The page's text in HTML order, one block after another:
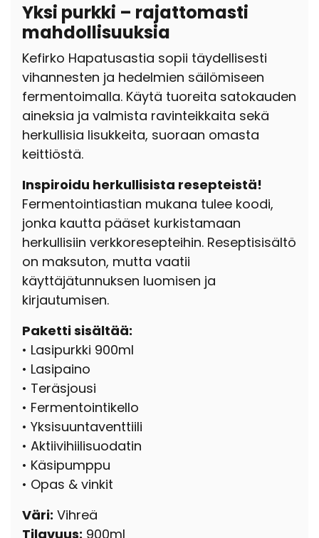
Yksi purkki – rajattomasti
mahdollisuuksia
Kefirko Hapatusastia sopii täydellisesti
vihannesten ja hedelmien säilömiseen
fermentoimalla. Käytä tuoreita satokauden
aineksia ja valmista ravinteikkaita sekä
herkullisia lisukkeita, suoraan omasta
keittiöstä.
Inspiroidu herkullisista resepteistä!
Fermentointiastian mukana tulee koodi,
jonka kautta pääset kurkistamaan
herkullisiin verkkoresepteihin. Reseptisisältö
on maksuton, mutta vaatii
käyttäjätunnuksen luomisen ja
kirjautumisen.
Paketti sisältää:
• Lasipurkki 900ml
• Lasipaino
• Teräsjousi
• Fermentointikello
• Yksisuuntaventtiili
• Aktiivihiilisuodatin
• Käsipumppu
• Opas & vinkit
Väri: Vihreä
Tilavuus: 900ml